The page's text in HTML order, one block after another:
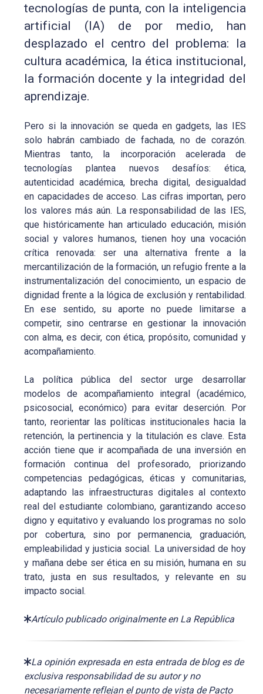
tecnologías de punta, con la inteligencia
artificial (IA) de por medio, han
desplazado el centro del problema: la
cultura académica, la ética institucional,
la formación docente y la integridad del
aprendizaje.
Pero si la innovación se queda en gadgets, las IES
solo habrán cambiado de fachada, no de corazón.
Mientras tanto, la incorporación acelerada de
tecnologías plantea nuevos desafíos: ética,
autenticidad académica, brecha digital, desigualdad
en capacidades de acceso. Las cifras importan, pero
los valores más aún. La responsabilidad de las IES,
que históricamente han articulado educación, misión
social y valores humanos, tienen hoy una vocación
crítica renovada: ser una alternativa frente a la
mercantilización de la formación, un refugio frente a la
instrumentalización del conocimiento, un espacio de
dignidad frente a la lógica de exclusión y rentabilidad.
En ese sentido, su aporte no puede limitarse a
competir, sino centrarse en gestionar la innovación
con alma, es decir, con ética, propósito, comunidad y
acompañamiento.
La política pública del sector urge desarrollar
modelos de acompañamiento integral (académico,
psicosocial, económico) para evitar deserción. Por
tanto, reorientar las políticas institucionales hacia la
retención, la pertinencia y la titulación es clave. Esta
acción tiene que ir acompañada de una inversión en
formación continua del profesorado, priorizando
competencias pedagógicas, éticas y comunitarias,
adaptando las infraestructuras digitales al contexto
real del estudiante colombiano, garantizando acceso
digno y equitativo y evaluando los programas no solo
por cobertura, sino por permanencia, graduación,
empleabilidad y justicia social. La universidad de hoy
y mañana debe ser ética en su misión, humana en su
trato, justa en sus resultados, y relevante en su
impacto social.
Artículo publicado originalmente en La República
La opinión expresada en esta entrada de blog es de
exclusiva responsabilidad de su autor y no
necesariamente reflejan el punto de vista de Pacto